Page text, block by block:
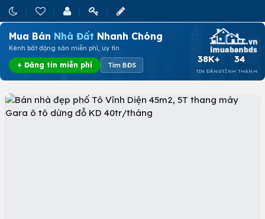
Mua Bán Nhà Đất Nhanh Chóng
Kênh bất động sản miễn phí, uy tín
+ Đăng tin miễn phí Tìm BĐS
38K+
TIN ĐĂNG
34
TỈNH THÀNH